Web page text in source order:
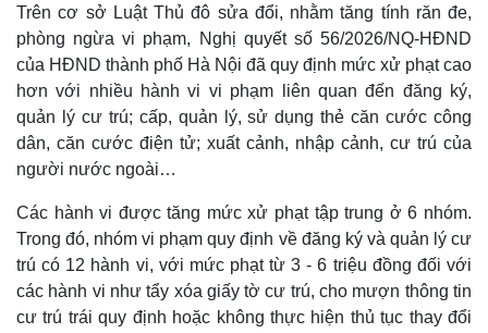
Trên cơ sở Luật Thủ đô sửa đổi, nhằm tăng tính răn đe,
phòng ngừa vi phạm, Nghị quyết số 56/2026/NQ-HĐND
của HĐND thành phố Hà Nội đã quy định mức xử phạt cao
hơn với nhiều hành vi vi phạm liên quan đến đăng ký,
quản lý cư trú; cấp, quản lý, sử dụng thẻ căn cước công
dân, căn cước điện tử; xuất cảnh, nhập cảnh, cư trú của
người nước ngoài…
Các hành vi được tăng mức xử phạt tập trung ở 6 nhóm.
Trong đó, nhóm vi phạm quy định về đăng ký và quản lý cư
trú có 12 hành vi, với mức phạt từ 3 - 6 triệu đồng đối với
các hành vi như tẩy xóa giấy tờ cư trú, cho mượn thông tin
cư trú trái quy định hoặc không thực hiện thủ tục thay đổi